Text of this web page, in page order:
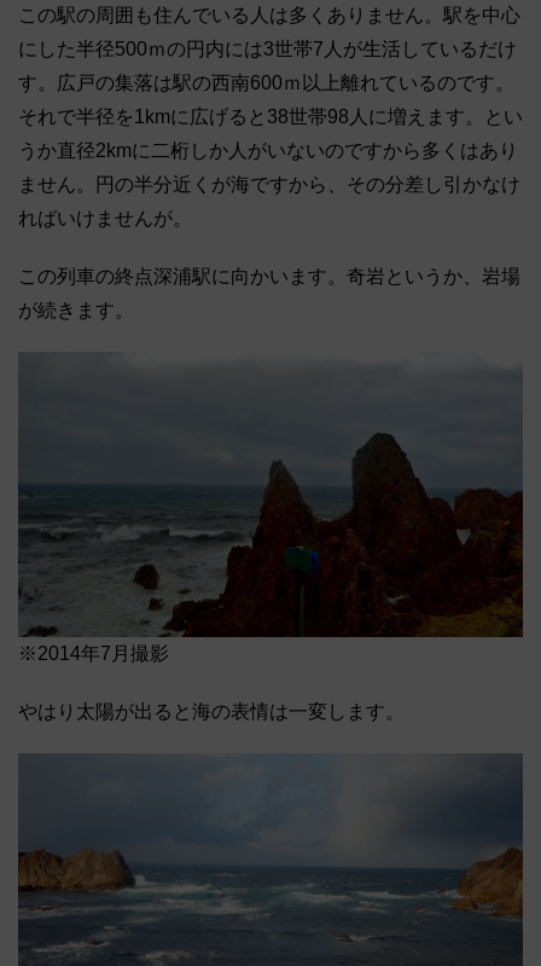
この駅の周囲も住んでいる人は多くありません。駅を中心
にした半径500ｍの円内には3世帯7人が生活しているだけ
す。広戸の集落は駅の西南600ｍ以上離れているのです。
それで半径を1kmに広げると38世帯98人に増えます。とい
うか直径2kmに二桁しか人がいないのですから多くはあり
ません。円の半分近くが海ですから、その分差し引かなけ
ればいけませんが。
この列車の終点深浦駅に向かいます。奇岩というか、岩場
が続きます。
※2014年7月撮影
やはり太陽が出ると海の表情は一変します。